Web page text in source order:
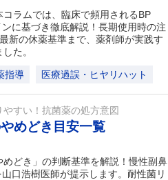
ラムでは、臨床で頻用されるBP
に基づき徹底解説！長期使用時の注
新の休薬基準まで、薬剤師が実践す
た。
指導 医療過誤・ヒヤリハット
やすい！抗菌薬の処方意図
めどき目安一覧
どき」の判断基準を解説！慢性副鼻
口浩樹医師が提示します。耐性菌リ